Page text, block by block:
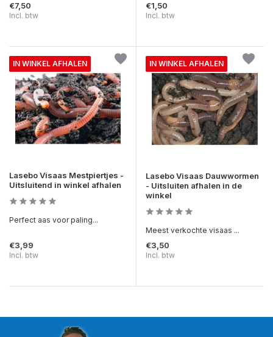
€7,50
Incl. btw
€1,50
Incl. btw
IN WINKEL AFHALEN
Lasebo Visaas Mestpiertjes -
Uitsluitend in winkel afhalen
Perfect aas voor paling...
€3,99
Incl. btw
IN WINKEL AFHALEN
Lasebo Visaas Dauwwormen
- Uitsluiten afhalen in de
winkel
Meest verkochte visaas ...
€3,50
Incl. btw